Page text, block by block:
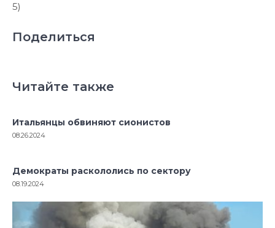
5)
Поделиться
Читайте также
Итальянцы обвиняют сионистов
08.26.2024
Демократы раскололись по сектору
08.19.2024